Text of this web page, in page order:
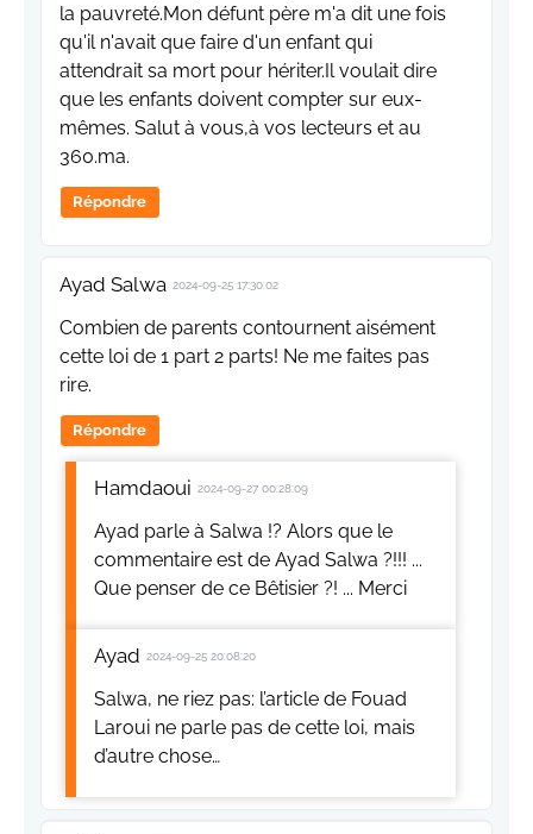
la pauvreté.Mon défunt père m'a dit une fois
qu'il n'avait que faire d'un enfant qui
attendrait sa mort pour hériter.Il voulait dire
que les enfants doivent compter sur eux-
mêmes. Salut à vous,à vos lecteurs et au
360.ma.
Répondre
Ayad Salwa 2024-09-25 17:30:02
Combien de parents contournent aisément
cette loi de 1 part 2 parts! Ne me faites pas
rire.
Répondre
Hamdaoui 2024-09-27 00:28:09
Ayad parle à Salwa !? Alors que le
commentaire est de Ayad Salwa ?!!! ...
Que penser de ce Bêtisier ?! ... Merci
Ayad 2024-09-25 20:08:20
Salwa, ne riez pas: l’article de Fouad
Laroui ne parle pas de cette loi, mais
d’autre chose…